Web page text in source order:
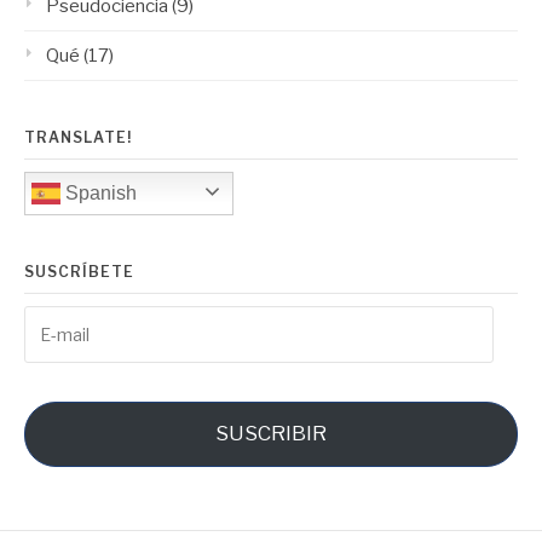
Pseudociencia (9)
Qué (17)
TRANSLATE!
Spanish
SUSCRÍBETE
mail
SUSCRIBIR